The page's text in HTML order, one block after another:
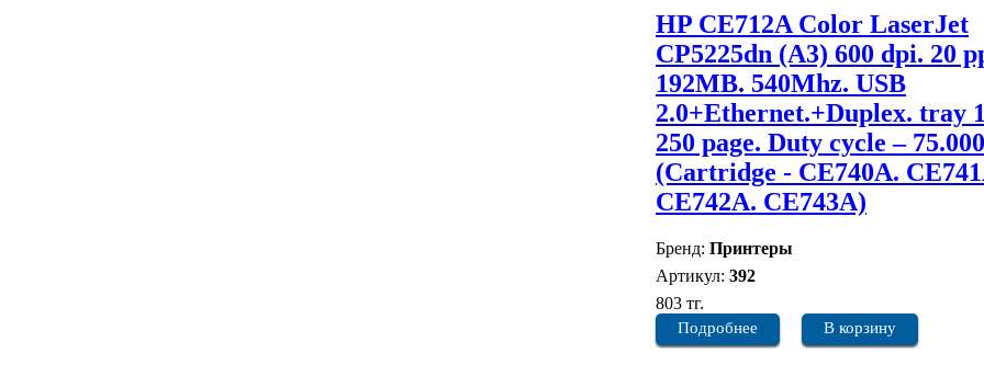
HP CE712A Color LaserJet
CP5225dn (A3) 600 dpi. 20
192MB. 540Mhz. USB
2.0+Ethernet.+Duplex. tray
250 page. Duty cycle – 75.000
(Cartridge - CE740A.
CE742A. CE743A)
Бренд: Принтеры
Артикул: 392
803 тг.
Подробнее В корзину